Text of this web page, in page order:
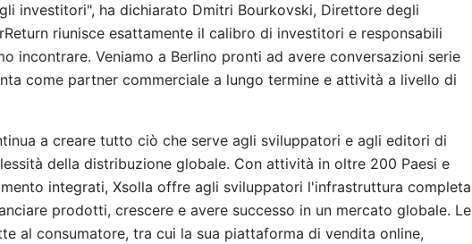
investitori", ha dichiarato Dmitri Bourkovski, Direttore degli
riunisce esattamente il calibro di investitori e responsabili
incontrare. Veniamo a Berlino pronti ad avere conversazioni serie
come partner commerciale a lungo termine e attività a livello di
a creare tutto ciò che serve agli sviluppatori e agli editori di
della distribuzione globale. Con attività in oltre 200 Paesi e
integrati, Xsolla offre agli sviluppatori l'infrastruttura completa
prodotti, crescere e avere successo in un mercato globale. Le
al consumatore, tra cui la sua piattaforma di vendita online,